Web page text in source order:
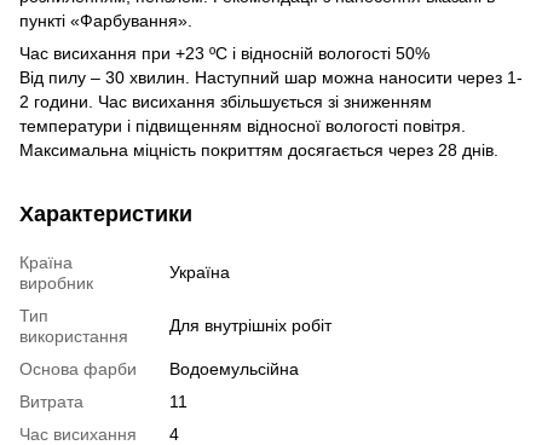
пункті «Фарбування».
Час висихання при +23 ºС і відносній вологості 50%
Від пилу – 30 хвилин. Наступний шар можна наносити через 1-
2 години. Час висихання збільшується зі зниженням
температури і підвищенням відносної вологості повітря.
Максимальна міцність покриттям досягається через 28 днів.
Характеристики
Країна
виробник
Україна
Тип
використання
Для внутрішніх робіт
Основа фарби
Водоемульсійна
Витрата
11
Час висихання
4